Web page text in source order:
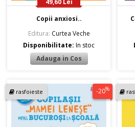
49,60 Lei
Copii anxiosi..
Editura: Curtea Veche
Disponibilitate:In stoc
rasfoieste -20%